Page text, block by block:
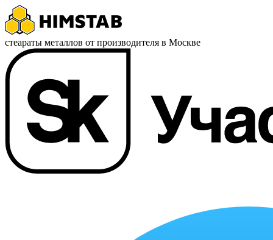
стеараты металлов от производителя в Москве